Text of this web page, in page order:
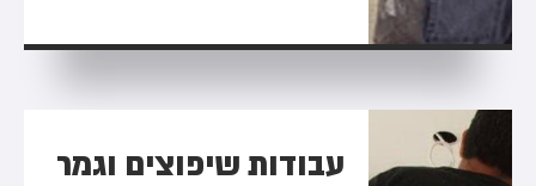
עבודות שיפוצים וגמר